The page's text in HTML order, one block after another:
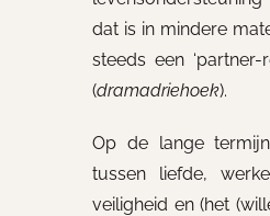
dat is in mindere
steeds een ‘partner-
(dramadriehoek).
Op de lange
tussen liefde,
veiligheid en (het